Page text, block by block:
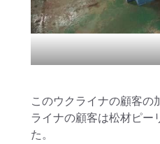
このウクライナの顧客の
ライナの顧客は松材ピー
た。